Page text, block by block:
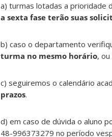
a) turmas lotadas a prioridade
a sexta fase terão suas
b) caso o departamento
turma no mesmo horário,
c) seguiremos o calendário
prazos.
d) em caso de dúvida o aluno
48-996373279 no período